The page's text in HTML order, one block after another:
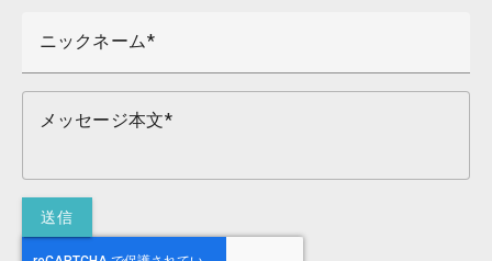
ニックネーム
メッセージ本文
送信